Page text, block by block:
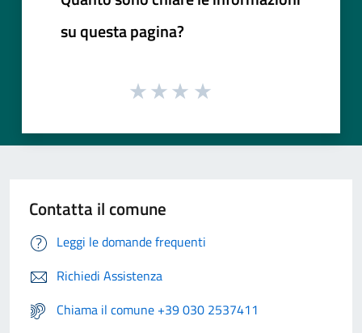
su questa pagina?
Contatta il comune
Leggi le domande frequenti
Richiedi Assistenza
Chiama il comune +39 030 2537411